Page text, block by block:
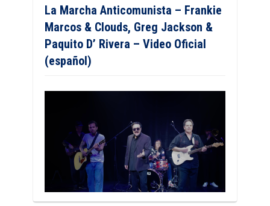
La Marcha Anticomunista – Frankie
Marcos & Clouds, Greg Jackson &
Paquito D’ Rivera – Video Oficial
(español)